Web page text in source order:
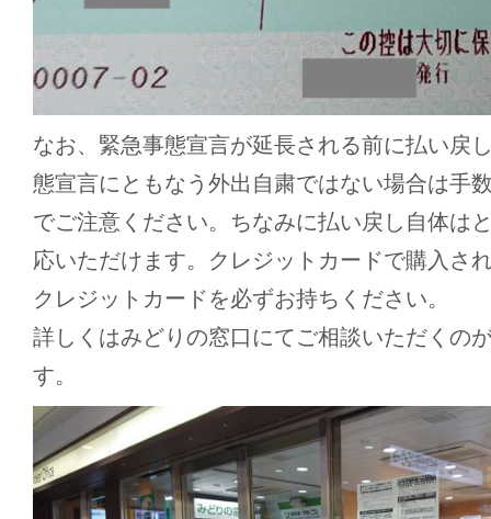
なお、緊急事態宣言が延長される前に払い戻
態宣言にともなう外出自粛ではない場合は手
でご注意ください。ちなみに払い戻し自体は
応いただけます。クレジットカードで購入さ
クレジットカードを必ずお持ちください。
詳しくはみどりの窓口にてご相談いただくの
す。